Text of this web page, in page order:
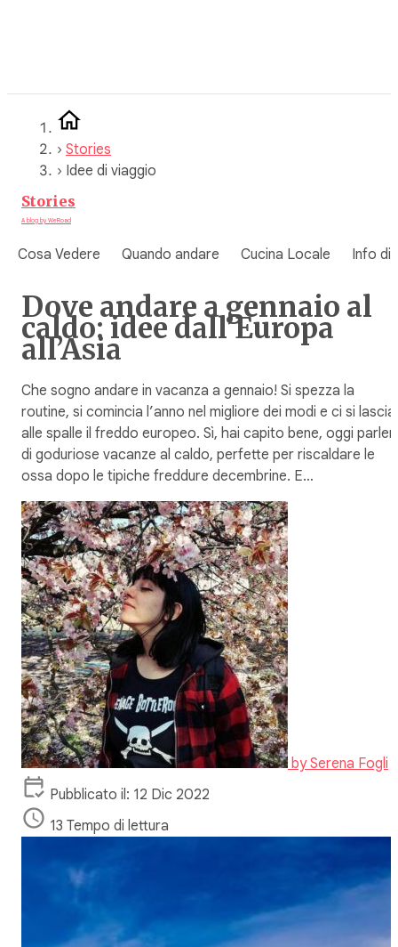
› Stories
› Idee di viaggio
Stories
A blog by WeRoad
Cosa Vedere Quando andare Cucina Locale Info di
Dove andare a gennaio al
caldo: idee dall’Europa
all’Asia
Che sogno andare in vacanza a gennaio! Si spezza la
routine, si comincia l’anno nel migliore dei modi e ci si lascia
alle spalle il freddo europeo. Sì, hai capito bene, oggi
di goduriose vacanze al caldo, perfette per riscaldare le
ossa dopo le tipiche freddure decembrine. E…
bySerena Fogli
Pubblicato il: 12 Dic 2022
13 Tempo di lettura